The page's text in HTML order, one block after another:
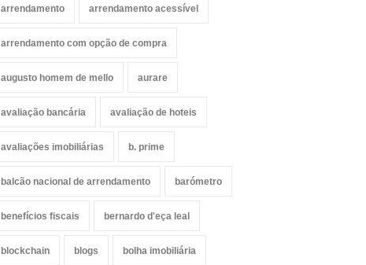
arrendamento arrendamento acessível
arrendamento com opção de compra
augusto homem de mello aurare
avaliação bancária avaliação de hoteis
avaliações imobiliárias b. prime
balcão nacional de arrendamento barómetro
benefícios fiscais bernardo d'eça leal
blockchain blogs bolha imobiliária